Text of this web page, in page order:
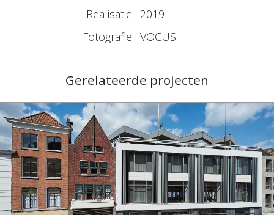
Realisatie: 2019
Fotografie: VOCUS
Gerelateerde projecten